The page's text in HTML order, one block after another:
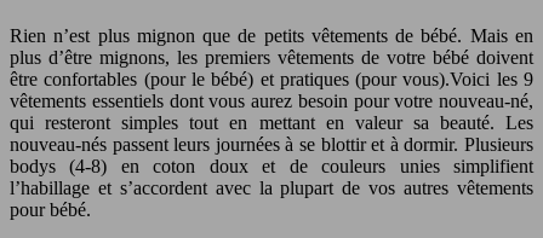
Rien n’est plus mignon que de petits vêtements de bébé. Mais en
plus d’être mignons, les premiers vêtements de votre bébé doivent
être confortables (pour le bébé) et pratiques (pour vous).Voici les 9
vêtements essentiels dont vous aurez besoin pour votre nouveau-né,
qui resteront simples tout en mettant en valeur sa beauté. Les
nouveau-nés passent leurs journées à se blottir et à dormir. Plusieurs
bodys (4-8) en coton doux et de couleurs unies simplifient
l’habillage et s’accordent avec la plupart de vos autres vêtements
pour bébé.